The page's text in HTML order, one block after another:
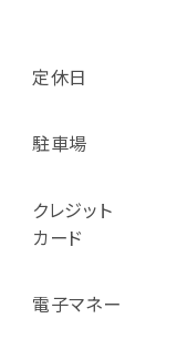
定休日
駐車場
クレジット
カード
電子マネー